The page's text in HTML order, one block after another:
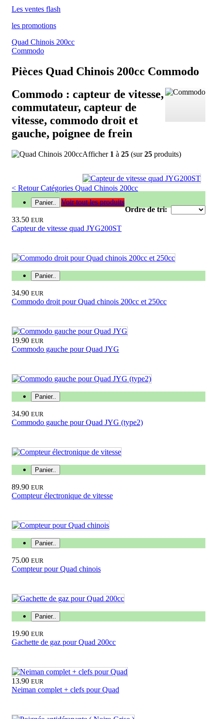
Les ventes flash
les promotions
Quad Chinois 200cc
Commodo
Pièces Quad Chinois 200cc Commodo
Commodo : capteur de vitesse,
commutateur, capteur de
vitesse, commodo droit et
gauche, poignee de frein
< Retour Catégories Quad Chinois 200cc
Ordre de tri:
Afficher 1 à 25 (sur25 produits)
Voir tout les produits
Panier..
33.50 EUR
Capteur de vitesse quad JYG200ST
Panier..
34.90 EUR
Commodo droit pour Quad chinois 200cc et 250cc
19.90 EUR
Commodo gauche pour Quad JYG
Panier..
34.90 EUR
Commodo gauche pour Quad JYG (type2)
Panier..
89.90 EUR
Compteur électronique de vitesse
Panier..
75.00 EUR
Compteur pour Quad chinois
Panier..
19.90 EUR
Gachette de gaz pour Quad 200cc
13.90 EUR
Neiman complet + clefs pour Quad